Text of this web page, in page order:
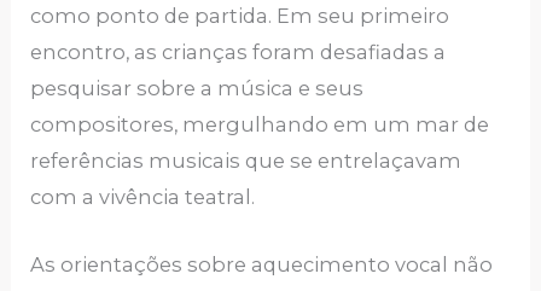
como ponto de partida. Em seu primeiro
encontro, as crianças foram desafiadas a
pesquisar sobre a música e seus
compositores, mergulhando em um mar de
referências musicais que se entrelaçavam
com a vivência teatral.
As orientações sobre aquecimento vocal não